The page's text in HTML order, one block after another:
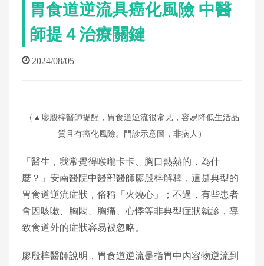
胃食道逆流具癌化風險 中醫
師提４治療關鍵
2024/08/05
（▲廖殷梓醫師提醒，胃食道逆流很常見，容易降低生活品
質且有癌化風險。門診示意圖，非病人）
「醫生，我常覺得喉嚨卡卡、胸口熱熱的，為什
麼？」安南醫院中醫部醫師廖殷梓解釋，這是典型的
胃食道逆流症狀，俗稱「火燒心」；不過，有些患者
會因咳嗽、胸悶、胸痛、心悸等非典型症狀就診，導
致食道外的症狀容易被忽略。
廖殷梓醫師說明，胃食道逆流是指胃中內容物逆流到